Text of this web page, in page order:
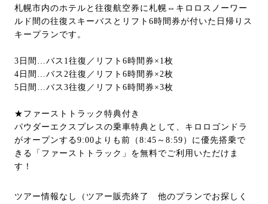
札幌市内のホテルと往復航空券に札幌⇔キロロスノーワー
ルド間の往復スキーバスとリフト6時間券が付いた日帰りス
キープランです。
3日間…バス1往復／リフト6時間券×1枚
4日間…バス2往復／リフト6時間券×2枚
5日間…バス3往復／リフト6時間券×3枚
★ファーストトラック特典付き
パウダーエクスプレスの乗車特典として、キロロゴンドラ
がオープンする9:00よりも前（8:45～8:59）に優先搭乗で
きる「ファーストトラック」を無料でご利用いただけま
す！
ツアー情報なし（ツアー販売終了 他のプランでお探しく